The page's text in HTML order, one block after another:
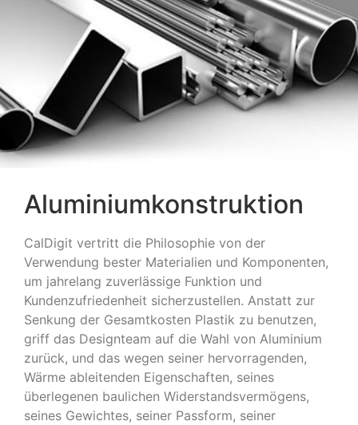
Aluminiumkonstruktion
CalDigit vertritt die Philosophie von der
Verwendung bester Materialien und Komponenten,
um jahrelang zuverlässige Funktion und
Kundenzufriedenheit sicherzustellen. Anstatt zur
Senkung der Gesamtkosten Plastik zu benutzen,
griff das Designteam auf die Wahl von Aluminium
zurück, und das wegen seiner hervorragenden,
Wärme ableitenden Eigenschaften, seines
überlegenen baulichen Widerstandsvermögens,
seines Gewichtes, seiner Passform, seiner